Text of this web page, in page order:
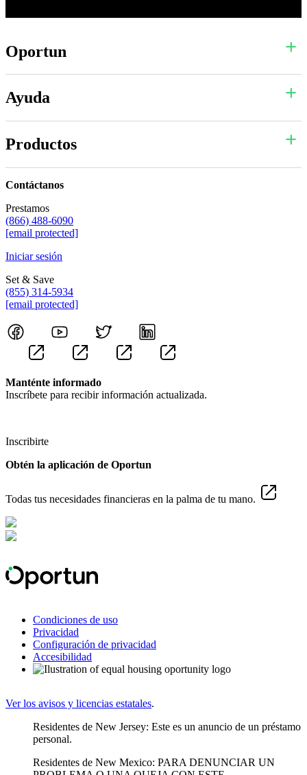
Oportun
Ayuda
Productos
Contáctanos
Prestamos
(866) 488-6090
[email protected]
Iniciar sesión
Set & Save
(855) 314-5934
[email protected]
Manténte informado
Inscríbete para recibir información actualizada.
Inscribirte
Obtén la aplicación de Oportun
Todas tus necesidades financieras en la palma de tu mano.
Condiciones de uso
Privacidad
Configuración de privacidad
Accesibilidad
Ver los avisos y licencias estatales.
Residentes de New Jersey: Este es un anuncio de un préstamo
personal.
Residentes de New Mexico: PARA DENUNCIAR UN